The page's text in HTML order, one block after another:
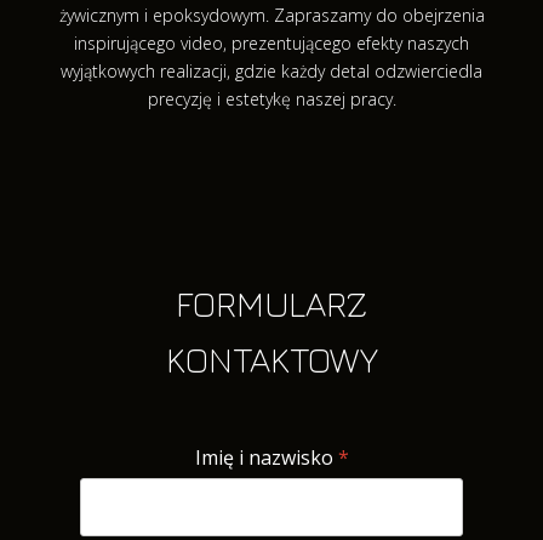
żywicznym i epoksydowym. Zapraszamy do obejrzenia
inspirującego video, prezentującego efekty naszych
wyjątkowych realizacji, gdzie każdy detal odzwierciedla
precyzję i estetykę naszej pracy.
FORMULARZ
KONTAKTOWY
Imię i nazwisko *